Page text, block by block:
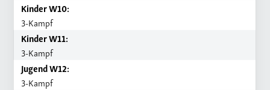
Kinder W10:
3-Kampf
Kinder W11:
3-Kampf
Jugend W12:
3-Kampf